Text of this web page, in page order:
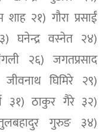
२१) गौरा प्रसाईं
घनेन्द्र वस्नेत २४)
२६) जगतप्रसाद
घिमिरे २९)
३१) ठाकुर गैरे ३२)
गुरुङ ३४)